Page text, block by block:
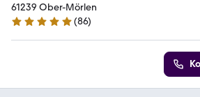
61239 Ober-Mörlen
5 Sterne
(86)